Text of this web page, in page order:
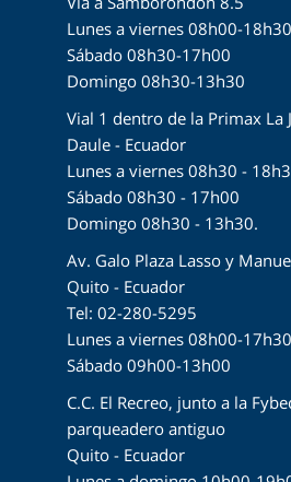
Lunes a viernes 08h00-18h30
Sábado 08h30-17h00
Domingo 08h30-13h30
Vial 1 dentro de la Primax La
Daule - Ecuador
Lunes a viernes 08h30 -
Sábado 08h30 - 17h00
Domingo 08h30 - 13h30.
Av. Galo Plaza Lasso y
Quito - Ecuador
Tel: 02-280-5295
Lunes a viernes 08h00-17h30
Sábado 09h00-13h00
C.C. El Recreo, junto a la
parqueadero antiguo
Quito - Ecuador